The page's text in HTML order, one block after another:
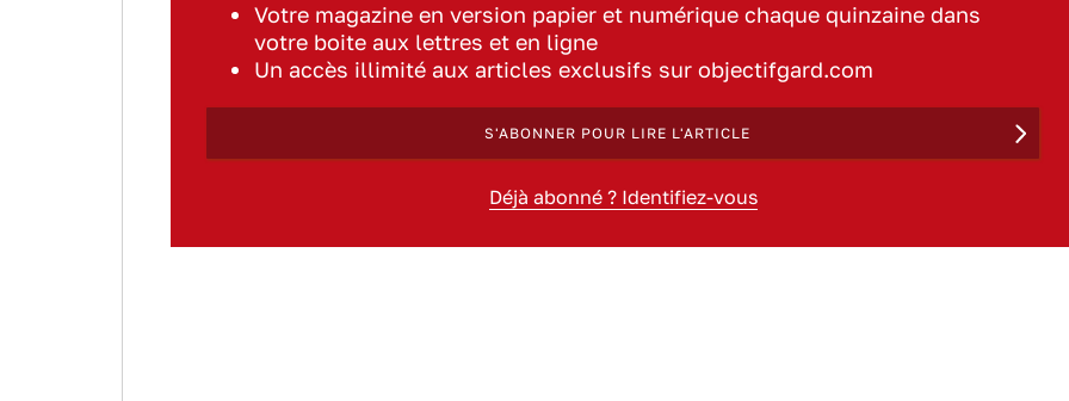
Votre magazine en version papier et numérique chaque quinzaine dans
votre boite aux lettres et en ligne
Un accès illimité aux articles exclusifs sur objectifgard.com
S'ABONNER POUR LIRE L'ARTICLE
Déjà abonné ? Identifiez-vous